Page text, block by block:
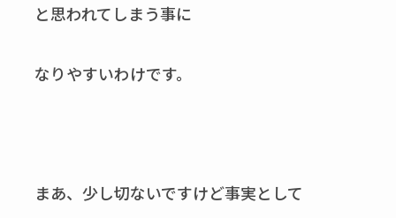
と思われてしまう事に
なりやすいわけです。
まあ、少し切ないですけど事実として